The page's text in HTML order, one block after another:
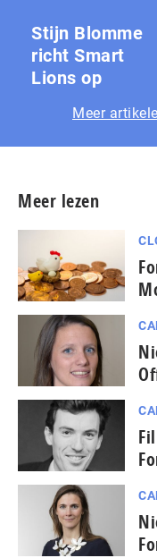
Stijn Blomme
richt Smart
Lions op
Meer
Meer lezen